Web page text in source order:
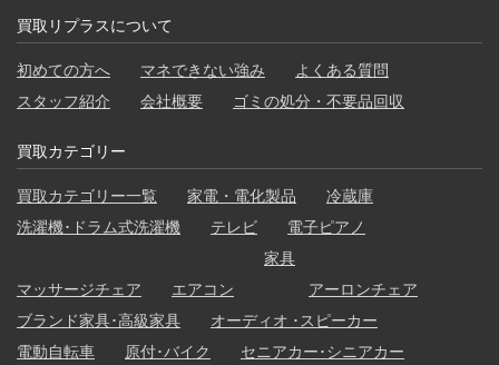
買取リプラスについて
初めての方へ マネできない強み
よくある質問
スタッフ紹介
会社概要 ゴミの処分・不要品回収
買取カテゴリー
買取カテゴリー一覧 家電・電化製品
冷蔵庫
洗濯機･ドラム式洗濯機
テレビ 電子ピアノ
マッサージチェア エアコン
家具
アーロンチェア
ブランド家具･高級家具
オーディオ ･スピーカー
電動自転車
原付･バイク
セニアカー･シニアカー